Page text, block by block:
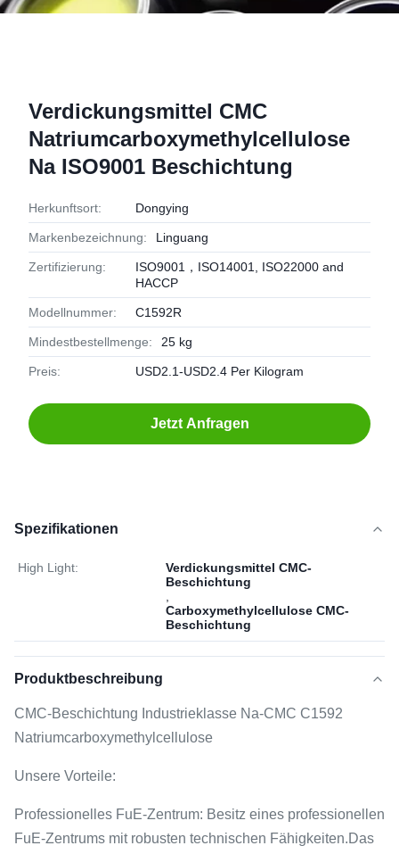
Verdickungsmittel CMC
Natriumcarboxymethylcellulose
Na ISO9001 Beschichtung
Herkunftsort: Dongying
Markenbezeichnung: Linguang
Zertifizierung:
ISO9001，ISO14001, ISO22000 and
HACCP
Modellnummer: C1592R
Mindestbestellmenge: 25 kg
Preis: USD2.1-USD2.4 Per Kilogram
Jetzt Anfragen
Spezifikationen
High Light:
Verdickungsmittel CMC-
Beschichtung
Carboxymethylcellulose CMC-
Beschichtung
Produktbeschreibung
CMC-Beschichtung Industrieklasse Na-CMC C1592
Natriumcarboxymethylcellulose
Unsere Vorteile:
Professionelles FuE-Zentrum: Besitz eines professionellen
FuE-Zentrums mit robusten technischen Fähigkeiten.Das